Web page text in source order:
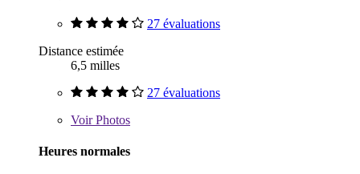
27 évaluations
Distance estimée
6,5 milles
27 évaluations
VoirPhotos
Heures normales